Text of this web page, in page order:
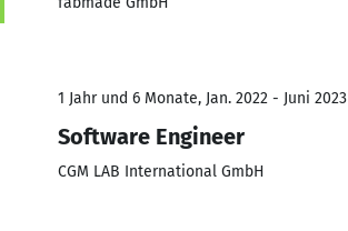
1 Jahr und 6 Monate, Jan. 2022 - Juni 2023
Software Engineer
CGM LAB International GmbH